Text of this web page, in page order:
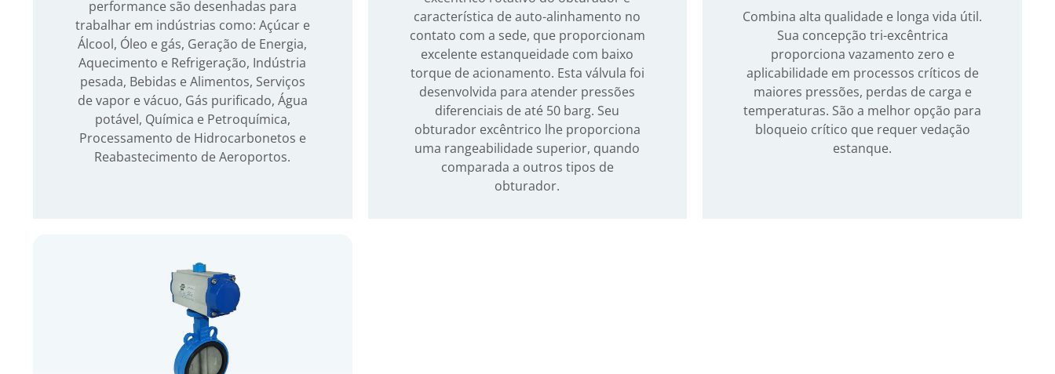
performance são desenhadas para
trabalhar em indústrias como: Açúcar e
Álcool, Óleo e gás, Geração de Energia,
Aquecimento e Refrigeração, Indústria
pesada, Bebidas e Alimentos, Serviços
de vapor e vácuo, Gás purificado, Água
potável, Química e Petroquímica,
Processamento de Hidrocarbonetos e
Reabastecimento de Aeroportos.
característica de auto-alinhamento no
contato com a sede, que proporcionam
excelente estanqueidade com baixo
torque de acionamento. Esta válvula foi
desenvolvida para atender pressões
diferenciais de até 50 barg. Seu
obturador excêntrico lhe proporciona
uma rangeabilidade superior, quando
comparada a outros tipos de
obturador.
Combina alta qualidade e longa vida útil.
Sua concepção tri-excêntrica
proporciona vazamento zero e
aplicabilidade em processos críticos de
maiores pressões, perdas de carga e
temperaturas. São a melhor opção para
bloqueio crítico que requer vedação
estanque.